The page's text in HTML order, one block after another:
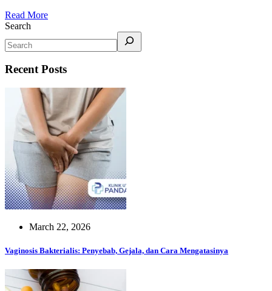
Read More
Search
Recent Posts
March 22, 2026
Vaginosis Bakterialis: Penyebab, Gejala, dan Cara Mengatasinya